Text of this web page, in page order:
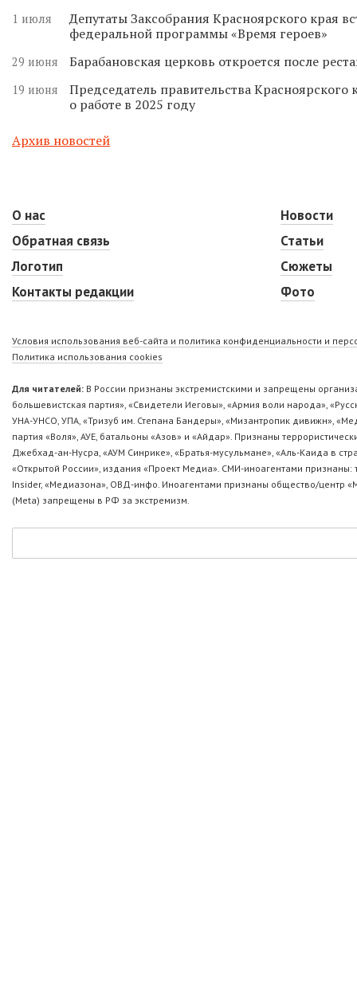
1 июля
Депутаты Заксобрания Красноярского края
федеральной программы «Время героев»
29 июня Барабановская церковь откроется после
19 июня
Председатель правительства Красноярского
о работе в 2025 году
Архив новостей
О нас
Обратная связь
Логотип
Контакты редакции
Новости
Статьи
Сюжеты
Фото
Условия использования веб-сайта и политика конфиденциальности и
Политика использования cookies
Для читателей: В России признаны экстремистскими и запрещены
большевистская партия», «Свидетели Иеговы», «Армия воли народа»,
УНА-УНСО, УПА, «Тризуб им. Степана Бандеры», «Мизантропик дивижн»,
партия «Воля», АУЕ, батальоны «Азов» и «Айдар». Признаны
Джебхад-ан-Нусра, «АУМ Синрике», «Братья-мусульмане», «Аль-Каида в
«Открытой России», издания «Проект Медиа». СМИ-иноагентами
Insider, «Медиазона», ОВД-инфо. Иноагентами признаны общество/центр
(Metа) запрещены в РФ за экстремизм.